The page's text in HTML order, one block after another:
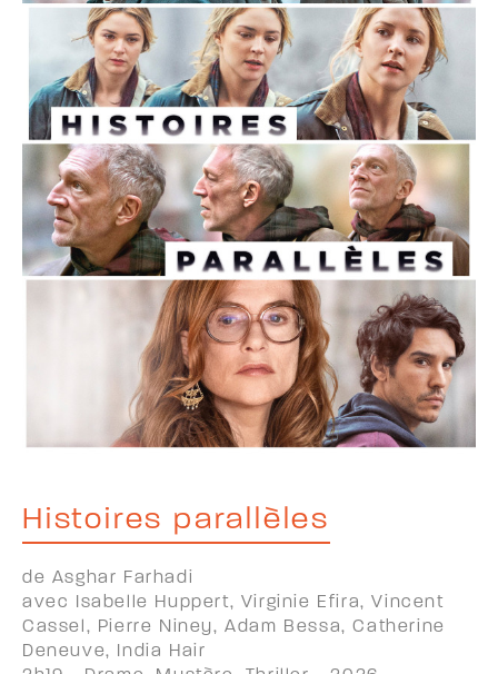
Histoires parallèles
de Asghar Farhadi
avec Isabelle Huppert, Virginie Efira, Vincent
Cassel, Pierre Niney, Adam Bessa, Catherine
Deneuve, India Hair